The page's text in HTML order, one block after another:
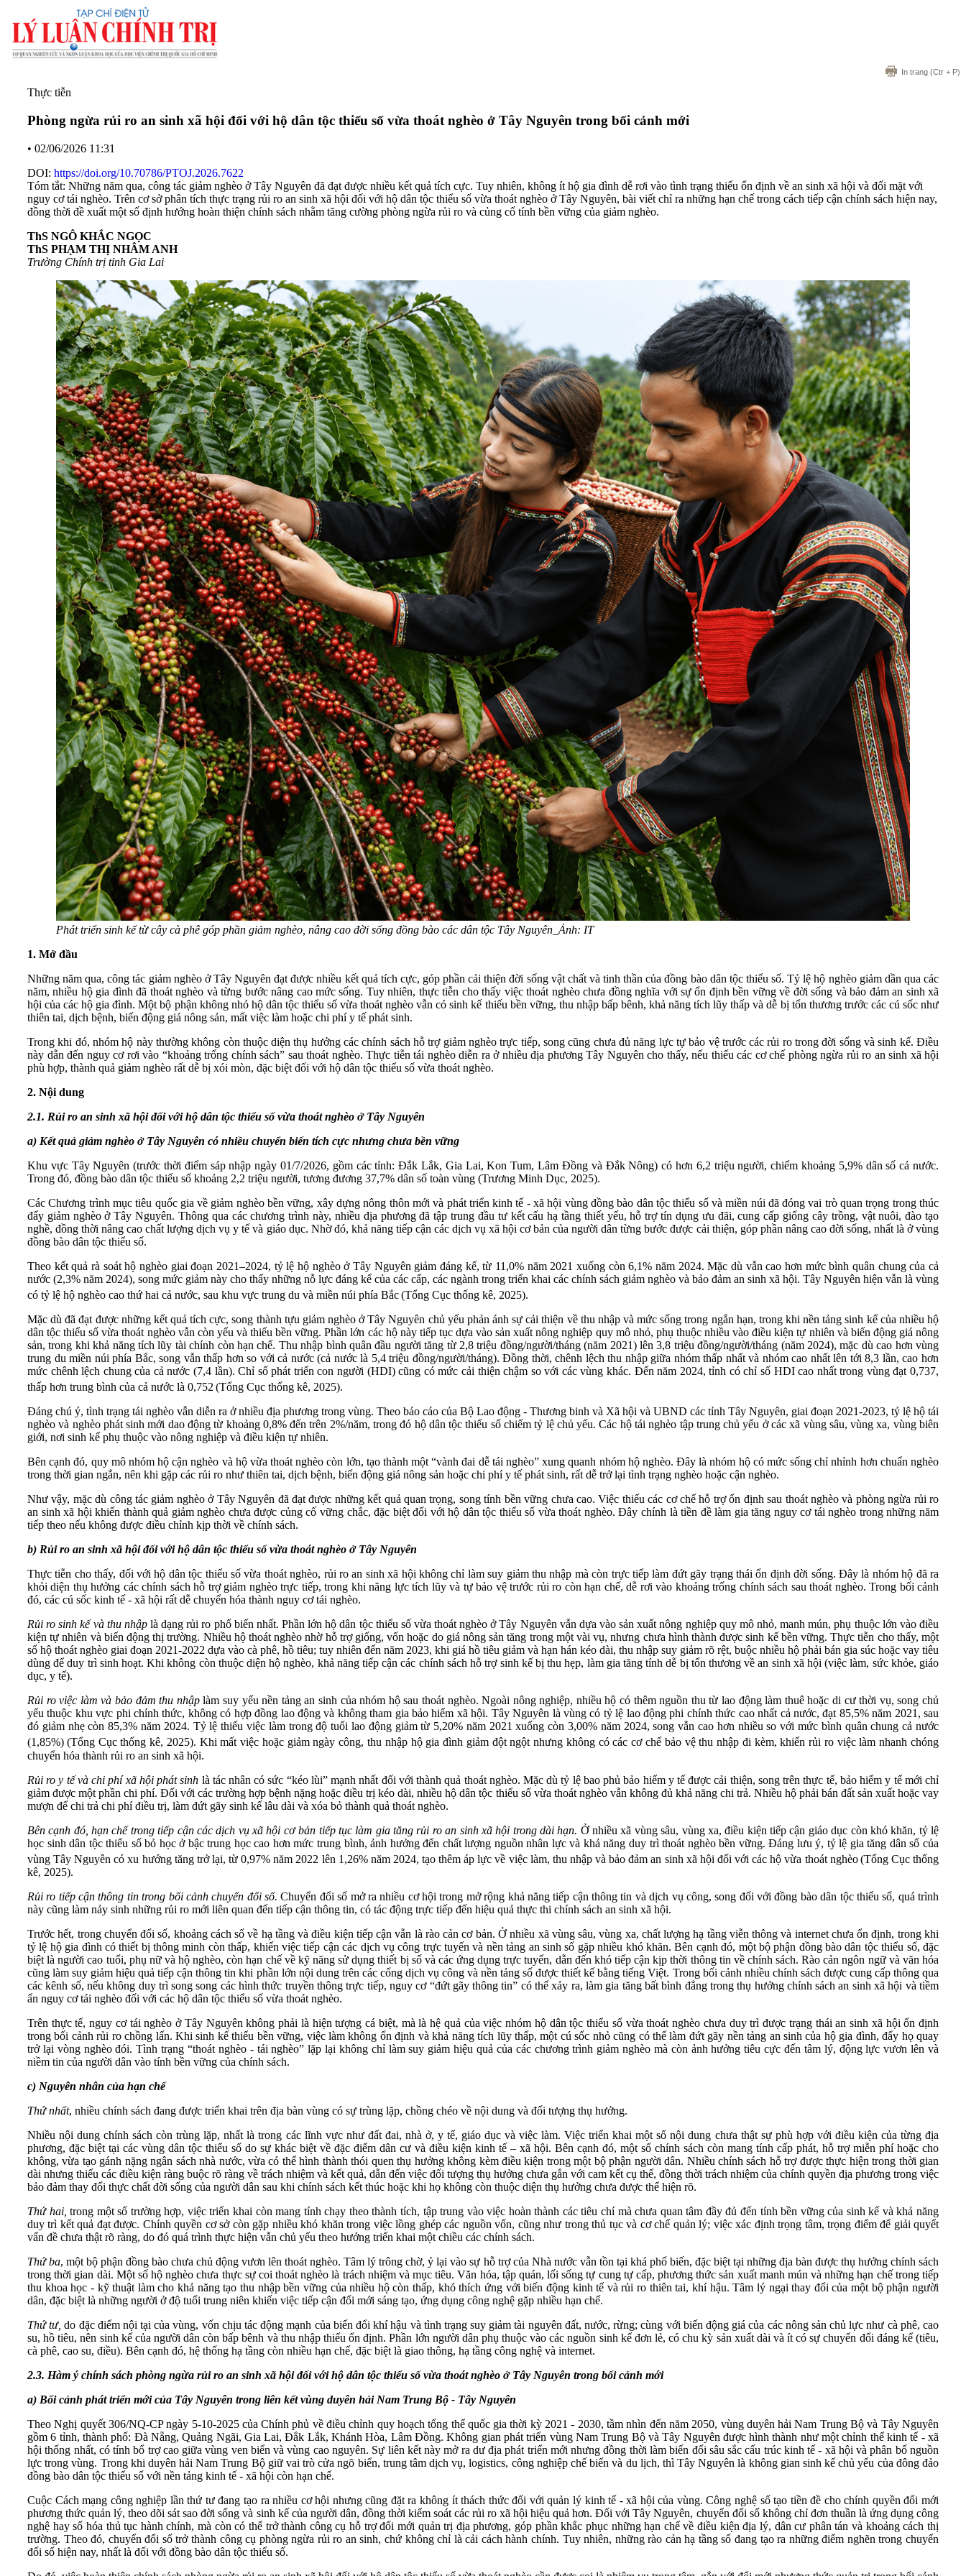
In trang (Ctr + P)
Thực tiễn
Phòng ngừa rủi ro an sinh xã hội đối với hộ dân tộc thiểu số vừa thoát nghèo ở Tây Nguyên trong bối cảnh mới
• 02/06/2026 11:31
DOI: https://doi.org/10.70786/PTOJ.2026.7622
Tóm tắt: Những năm qua, công tác giảm nghèo ở Tây Nguyên đã đạt được nhiều kết quả tích cực. Tuy nhiên, không ít hộ gia đình dễ rơi vào tình trạng thiếu ổn định về an sinh xã hội và đối mặt với
nguy cơ tái nghèo. Trên cơ sở phân tích thực trạng rủi ro an sinh xã hội đối với hộ dân tộc thiểu số vừa thoát nghèo ở Tây Nguyên, bài viết chỉ ra những hạn chế trong cách tiếp cận chính sách hiện nay,
đồng thời đề xuất một số định hướng hoàn thiện chính sách nhằm tăng cường phòng ngừa rủi ro và củng cố tính bền vững của giảm nghèo.
ThS NGÔ KHẮC NGỌC
ThS PHẠM THỊ NHÂM ANH
Trường Chính trị tỉnh Gia Lai
Phát triển sinh kế từ cây cà phê góp phần giảm nghèo, nâng cao đời sống đồng bào các dân tộc Tây Nguyên_Ảnh: IT
1. Mở đầu
Những năm qua, công tác giảm nghèo ở Tây Nguyên đạt được nhiều kết quả tích cực, góp phần cải thiện đời sống vật chất và tinh thần của đồng bào dân tộc thiểu số. Tỷ lệ hộ nghèo giảm dần qua các
năm, nhiều hộ gia đình đã thoát nghèo và từng bước nâng cao mức sống. Tuy nhiên, thực tiễn cho thấy việc thoát nghèo chưa đồng nghĩa với sự ổn định bền vững về đời sống và bảo đảm an sinh xã
hội của các hộ gia đình. Một bộ phận không nhỏ hộ dân tộc thiểu số vừa thoát nghèo vẫn có sinh kế thiếu bền vững, thu nhập bấp bênh, khả năng tích lũy thấp và dễ bị tổn thương trước các cú sốc như
thiên tai, dịch bệnh, biến động giá nông sản, mất việc làm hoặc chi phí y tế phát sinh.
Trong khi đó, nhóm hộ này thường không còn thuộc diện thụ hưởng các chính sách hỗ trợ giảm nghèo trực tiếp, song cũng chưa đủ năng lực tự bảo vệ trước các rủi ro trong đời sống và sinh kế. Điều
này dẫn đến nguy cơ rơi vào “khoảng trống chính sách” sau thoát nghèo. Thực tiễn tái nghèo diễn ra ở nhiều địa phương Tây Nguyên cho thấy, nếu thiếu các cơ chế phòng ngừa rủi ro an sinh xã hội
phù hợp, thành quả giảm nghèo rất dễ bị xói mòn, đặc biệt đối với hộ dân tộc thiểu số vừa thoát nghèo.
2. Nội dung
2.1. Rủi ro an sinh xã hội đối với hộ dân tộc thiểu sốvừa thoát nghèo ở Tây Nguyên
a) Kết quả giảm nghèo ở Tây Nguyên có nhiều chuyển biến tích cực nhưng chưa bền vững
Khu vực Tây Nguyên (trước thời điểm sáp nhập ngày 01/7/2026, gồm các tỉnh: Đắk Lắk, Gia Lai, Kon Tum, Lâm Đồng và Đắk Nông) có hơn 6,2 triệu người, chiếm khoảng 5,9% dân số cả nước.
Trong đó, đồng bào dân tộc thiểu số khoảng 2,2 triệu người, tương đương 37,7% dân số toàn vùng (Trương Minh Dục, 2025).
Các Chương trình mục tiêu quốc gia về giảm nghèo bền vững, xây dựng nông thôn mới và phát triển kinh tế - xã hội vùng đồng bào dân tộc thiểu số và miền núi đã đóng vai trò quan trọng trong thúc
đẩy giảm nghèo ở Tây Nguyên. Thông qua các chương trình này, nhiều địa phương đã tập trung đầu tư kết cấu hạ tầng thiết yếu, hỗ trợ tín dụng ưu đãi, cung cấp giống cây trồng, vật nuôi, đào tạo
nghề, đồng thời nâng cao chất lượng dịch vụ y tế và giáo dục. Nhờ đó, khả năng tiếp cận các dịch vụ xã hội cơ bản của người dân từng bước được cải thiện, góp phần nâng cao đời sống, nhất là ở vùng
đồng bào dân tộc thiểu số.
Theo kết quả rà soát hộ nghèo giai đoạn 2021–2024, tỷ lệ hộ nghèo ở Tây Nguyên giảm đáng kể, từ 11,0% năm 2021 xuống còn 6,1% năm 2024. Mặc dù vẫn cao hơn mức bình quân chung của cả
nước (2,3% năm 2024), song mức giảm này cho thấy những nỗ lực đáng kể của các cấp, các ngành trong triển khai các chính sách giảm nghèo và bảo đảm an sinh xã hội. Tây Nguyên hiện vẫn là vùng
có tỷ lệ hộ nghèo cao thứ hai cả nước, sau khu vực trung du và miền núi phía Bắc(Tổng Cục thống kê, 2025).
Mặc dù đã đạt được những kết quả tích cực, song thành tựu giảm nghèo ở Tây Nguyên chủ yếu phản ánh sự cải thiện về thu nhập và mức sống trong ngắn hạn, trong khi nền tảng sinh kế của nhiều hộ
dân tộc thiểu số vừa thoát nghèo vẫn còn yếu và thiếu bền vững. Phần lớn các hộ này tiếp tục dựa vào sản xuất nông nghiệp quy mô nhỏ, phụ thuộc nhiều vào điều kiện tự nhiên và biến động giá nông
sản, trong khi khả năng tích lũy tài chính còn hạn chế. Thu nhập bình quân đầu người tăng từ 2,8 triệu đồng/người/tháng (năm 2021) lên 3,8 triệu đồng/người/tháng (năm 2024), mặc dù cao hơn vùng
trung du miền núi phía Bắc, song vẫn thấp hơn so với cả nước (cả nước là 5,4 triệu đồng/người/tháng). Đồng thời, chênh lệch thu nhập giữa nhóm thấp nhất và nhóm cao nhất lên tới 8,3 lần, cao hơn
mức chênh lệch chung của cả nước (7,4 lần). Chỉ số phát triển con người (HDI) cũng có mức cải thiện chậm so với các vùng khác. Đến năm 2024, tỉnh có chỉ số HDI cao nhất trong vùng đạt 0,737,
thấp hơn trung bình của cả nước là 0,752 (Tổng Cục thống kê, 2025).
Đáng chú ý, tình trạng tái nghèo vẫn diễn ra ở nhiều địa phương trong vùng. Theo báo cáo của Bộ Lao động - Thương binh và Xã hội và UBND các tỉnh Tây Nguyên, giai đoạn 2021-2023, tỷ lệ hộ tái
nghèo và nghèo phát sinh mới dao động từ khoảng 0,8% đến trên 2%/năm, trong đó hộ dân tộc thiểu số chiếm tỷ lệ chủ yếu. Các hộ tái nghèo tập trung chủ yếu ở các xã vùng sâu, vùng xa, vùng biên
giới, nơi sinh kế phụ thuộc vào nông nghiệp và điều kiện tự nhiên.
Bên cạnh đó, quy mô nhóm hộ cận nghèo và hộ vừa thoát nghèo còn lớn, tạo thành một “vành đai dễ tái nghèo” xung quanh nhóm hộ nghèo. Đây là nhóm hộ có mức sống chỉ nhỉnh hơn chuẩn nghèo
trong thời gian ngắn, nên khi gặp các rủi ro như thiên tai, dịch bệnh, biến động giá nông sản hoặc chi phí y tế phát sinh, rất dễ trở lại tình trạng nghèo hoặc cận nghèo.
Như vậy, mặc dù công tác giảm nghèo ở Tây Nguyên đã đạt được những kết quả quan trọng, song tính bền vững chưa cao. Việc thiếu các cơ chế hỗ trợ ổn định sau thoát nghèo và phòng ngừa rủi ro
an sinh xã hội khiến thành quả giảm nghèo chưa được củng cố vững chắc, đặc biệt đối với hộ dân tộc thiểu số vừa thoát nghèo. Đây chính là tiền đề làm gia tăng nguy cơ tái nghèo trong những năm
tiếp theo nếu không được điều chỉnh kịp thời về chính sách.
b) Rủi ro an sinh xã hội đối với hộ dân tộc thiểu sốvừa thoát nghèo ở Tây Nguyên
Thực tiễn cho thấy, đối với hộ dân tộc thiểu số vừa thoát nghèo, rủi ro an sinh xã hội không chỉ làm suy giảm thu nhập mà còn trực tiếp làm đứt gãy trạng thái ổn định đời sống. Đây là nhóm hộ đã ra
khỏi diện thụ hưởng các chính sách hỗ trợ giảm nghèo trực tiếp, trong khi năng lực tích lũy và tự bảo vệ trước rủi ro còn hạn chế, dễ rơi vào khoảng trống chính sách sau thoát nghèo. Trong bối cảnh
đó, các cú sốc kinh tế - xã hội rất dễ chuyển hóa thành nguy cơ tái nghèo.
Rủi ro sinh kế và thu nhậplà dạng rủi ro phổ biến nhất. Phần lớn hộ dân tộc thiểu số vừa thoát nghèo ở Tây Nguyên vẫn dựa vào sản xuất nông nghiệp quy mô nhỏ, manh mún, phụ thuộc lớn vào điều
kiện tự nhiên và biến động thị trường. Nhiều hộ thoát nghèo nhờ hỗ trợ giống, vốn hoặc do giá nông sản tăng trong một vài vụ, nhưng chưa hình thành được sinh kế bền vững. Thực tiễn cho thấy, một
số hộ thoát nghèo giai đoạn 2021-2022 dựa vào cà phê, hồ tiêu; tuy nhiên đến năm 2023, khi giá hồ tiêu giảm và hạn hán kéo dài, thu nhập suy giảm rõ rệt, buộc nhiều hộ phải bán gia súc hoặc vay tiêu
dùng để duy trì sinh hoạt. Khi không còn thuộc diện hộ nghèo, khả năng tiếp cận các chính sách hỗ trợ sinh kế bị thu hẹp, làm gia tăng tính dễ bị tổn thương về an sinh xã hội (việc làm, sức khỏe, giáo
dục, y tế).
Rủi ro việc làm và bảo đảm thu nhậplàm suy yếu nền tảng an sinh của nhóm hộ sau thoát nghèo. Ngoài nông nghiệp, nhiều hộ có thêm nguồn thu từ lao động làm thuê hoặc di cư thời vụ, song chủ
yếu thuộc khu vực phi chính thức, không có hợp đồng lao động và không tham gia bảo hiểm xã hội. Tây Nguyên là vùng có tỷ lệ lao động phi chính thức cao nhất cả nước, đạt 85,5% năm 2021, sau
đó giảm nhẹ còn 85,3% năm 2024. Tỷ lệ thiếu việc làm trong độ tuổi lao động giảm từ 5,20% năm 2021 xuống còn 3,00% năm 2024, song vẫn cao hơn nhiều so với mức bình quân chung cả nước
(1,85%) (Tổng Cục thống kê, 2025). Khi mất việc hoặc giảm ngày công, thu nhập hộ gia đình giảm đột ngột nhưng không có các cơ chế bảo vệ thu nhập đi kèm, khiến rủi ro việc làm nhanh chóng
chuyển hóa thành rủi ro an sinh xã hội.
Rủi ro y tế và chi phí xã hội phát sinh là tác nhân có sức “kéo lùi” mạnh nhất đối với thành quả thoát nghèo. Mặc dù tỷ lệ bao phủ bảo hiểm y tế được cải thiện, song trên thực tế, bảo hiểm y tế mới chỉ
giảm được một phần chi phí. Đối với các trường hợp bệnh nặng hoặc điều trị kéo dài, nhiều hộ dân tộc thiểu số vừa thoát nghèo vẫn không đủ khả năng chi trả. Nhiều hộ phải bán đất sản xuất hoặc vay
mượn để chi trả chi phí điều trị, làm đứt gãy sinh kế lâu dài và xóa bỏ thành quả thoát nghèo.
Bên cạnh đó, hạn chế trong tiếp cận các dịch vụ xã hội cơ bản tiếp tục làm gia tăng rủi ro an sinh xã hội trong dài hạn. Ở nhiều xã vùng sâu, vùng xa, điều kiện tiếp cận giáo dục còn khó khăn, tỷ lệ
học sinh dân tộc thiểu số bỏ học ở bậc trung học cao hơn mức trung bình, ảnh hưởng đến chất lượng nguồn nhân lực và khả năng duy trì thoát nghèo bền vững. Đáng lưu ý, tỷ lệ gia tăng dân số của
vùng Tây Nguyên có xu hướng tăng trở lại, từ 0,97% năm 2022 lên 1,26% năm 2024, tạo thêm áp lực về việc làm, thu nhập và bảo đảm an sinh xã hội đối với các hộ vừa thoát nghèo(Tổng Cục thống
kê, 2025).
Rủi ro tiếp cận thông tin trong bối cảnh chuyển đổi số.Chuyển đổi số mở ra nhiều cơ hội trong mở rộng khả năng tiếp cận thông tin và dịch vụ công, song đối với đồng bào dân tộc thiểu số, quá trình
này cũng làm nảy sinh những rủi ro mới liên quan đến tiếp cận thông tin, có tác động trực tiếp đến hiệu quả thực thi chính sách an sinh xã hội.
Trước hết, trong chuyển đổi số, khoảng cách số về hạ tầng và điều kiện tiếp cận vẫn là rào cản cơ bản. Ở nhiều xã vùng sâu, vùng xa, chất lượng hạ tầng viễn thông và internet chưa ổn định, trong khi
tỷ lệ hộ gia đình có thiết bị thông minh còn thấp, khiến việc tiếp cận các dịch vụ công trực tuyến và nền tảng an sinh số gặp nhiều khó khăn. Bên cạnh đó, một bộ phận đồng bào dân tộc thiểu số, đặc
biệt là người cao tuổi, phụ nữ và hộ nghèo, còn hạn chế về kỹ năng sử dụng thiết bị số và các ứng dụng trực tuyến, dẫn đến khó tiếp cận kịp thời thông tin về chính sách. Rào cản ngôn ngữ và văn hóa
cũng làm suy giảm hiệu quả tiếp cận thông tin khi phần lớn nội dung trên các cổng dịch vụ công và nền tảng số được thiết kế bằng tiếng Việt. Trong bối cảnh nhiều chính sách được cung cấp thông qua
các kênh số, nếu không duy trì song song các hình thức truyền thông trực tiếp, nguy cơ “đứt gãy thông tin” có thể xảy ra, làm gia tăng bất bình đẳng trong thụ hưởng chính sách an sinh xã hội và tiềm
ẩn nguy cơ tái nghèo đối với các hộ dân tộc thiểu số vừa thoát nghèo.
Trên thực tế, nguy cơ tái nghèo ở Tây Nguyên không phải là hiện tượng cá biệt, mà là hệ quả của việc nhóm hộ dân tộc thiểu số vừa thoát nghèo chưa duy trì được trạng thái an sinh xã hội ổn định
trong bối cảnh rủi ro chồng lấn. Khi sinh kế thiếu bền vững, việc làm không ổn định và khả năng tích lũy thấp, một cú sốc nhỏ cũng có thể làm đứt gãy nền tảng an sinh của hộ gia đình, đẩy họ quay
trở lại vòng nghèo đói. Tình trạng “thoát nghèo - tái nghèo” lặp lại không chỉ làm suy giảm hiệu quả của các chương trình giảm nghèo mà còn ảnh hưởng tiêu cực đến tâm lý, động lực vươn lên và
niềm tin của người dân vào tính bền vững của chính sách.
c) Nguyên nhân của hạn chế
Thứ nhất, nhiều chính sách đang được triển khai trên địa bàn vùng có sự trùng lặp, chồng chéo về nội dung và đối tượng thụ hưởng.
Nhiều nội dung chính sách còn trùng lặp, nhất là trong các lĩnh vực như đất đai, nhà ở, y tế, giáo dục và việc làm. Việc triển khai một số nội dung chưa thật sự phù hợp với điều kiện của từng địa
phương, đặc biệt tại các vùng dân tộc thiểu số do sự khác biệt về đặc điểm dân cư và điều kiện kinh tế – xã hội. Bên cạnh đó, một số chính sách còn mang tính cấp phát, hỗ trợ miễn phí hoặc cho
không, vừa tạo gánh nặng ngân sách nhà nước, vừa có thể hình thành thói quen thụ hưởng không kèm điều kiện trong một bộ phận người dân. Nhiều chính sách hỗ trợ được thực hiện trong thời gian
dài nhưng thiếu các điều kiện ràng buộc rõ ràng về trách nhiệm và kết quả, dẫn đến việc đối tượng thụ hưởng chưa gắn với cam kết cụ thể, đồng thời trách nhiệm của chính quyền địa phương trong việc
bảo đảm thay đổi thực chất đời sống của người dân sau khi chính sách kết thúc hoặc khi họ không còn thuộc diện thụ hưởng chưa được thể hiện rõ.
Thứ hai,trong một số trường hợp, việc triển khai còn mang tính chạy theo thành tích, tập trung vào việc hoàn thành các tiêu chí mà chưa quan tâm đầy đủ đến tính bền vững của sinh kế và khả năng
duy trì kết quả đạt được. Chính quyền cơ sở còn gặp nhiều khó khăn trong việc lồng ghép các nguồn vốn, cũng như trong thủ tục và cơ chế quản lý; việc xác định trọng tâm, trọng điểm để giải quyết
vấn đề chưa thật rõ ràng, do đó quá trình thực hiện vẫn chủ yếu theo hướng triển khai một chiều các chính sách.
Thứ ba, một bộ phận đồng bào chưa chủ động vươn lên thoát nghèo. Tâm lý trông chờ, ỷ lại vào sự hỗ trợ của Nhà nước vẫn tồn tại khá phổ biến, đặc biệt tại những địa bàn được thụ hưởng chính sách
trong thời gian dài. Một số hộ nghèo chưa thực sự coi thoát nghèo là trách nhiệm và mục tiêu. Văn hóa, tập quán, lối sống tự cung tự cấp, phương thức sản xuất manh mún và những hạn chế trong tiếp
thu khoa học - kỹ thuật làm cho khả năng tạo thu nhập bền vững của nhiều hộ còn thấp, khó thích ứng với biến động kinh tế và rủi ro thiên tai, khí hậu. Tâm lý ngại thay đổi của một bộ phận người
dân, đặc biệt là những người ở độ tuổi trung niên khiến việc tiếp cận đổi mới sáng tạo, ứng dụng công nghệ gặp nhiều hạn chế.
Thứ tư,do đặc điểm nội tại của vùng, vốn chịu tác động mạnh của biến đổi khí hậu và tình trạng suy giảm tài nguyên đất, nước, rừng; cùng với biến động giá của các nông sản chủ lực như cà phê, cao
su, hồ tiêu, nên sinh kế của người dân còn bấp bênh và thu nhập thiếu ổn định. Phần lớn người dân phụ thuộc vào các nguồn sinh kế đơn lẻ, có chu kỳ sản xuất dài và ít có sự chuyển đổi đáng kể (tiêu,
cà phê, cao su, điều). Bên cạnh đó, hệ thống hạ tầng còn nhiều hạn chế, đặc biệt là giao thông, hạ tầng công nghệ và internet.
2.3. Hàm ý chính sách phòng ngừa rủi ro an sinh xã hội đối với hộ dân tộc thiểu số vừa thoát nghèo ởTây Nguyên trong bối cảnh mới
a) Bối cảnh phát triển mới của Tây Nguyên trong liên kết vùng duyên hải Nam Trung Bộ - Tây Nguyên
Theo Nghị quyết 306/NQ-CP ngày 5-10-2025 của Chính phủ về điều chỉnh quy hoạch tổng thể quốc gia thời kỳ 2021 - 2030, tầm nhìn đến năm 2050, vùng duyên hải Nam Trung Bộ và Tây Nguyên
gồm 6 tỉnh, thành phố: Đà Nẵng, Quảng Ngãi, Gia Lai, Đắk Lắk, Khánh Hòa, Lâm Đồng. Không gian phát triển vùng Nam Trung Bộ và Tây Nguyên được hình thành như một chỉnh thể kinh tế - xã
hội thống nhất, có tính bổ trợ cao giữa vùng ven biển và vùng cao nguyên. Sự liên kết này mở ra dư địa phát triển mới nhưng đồng thời làm biến đổi sâu sắc cấu trúc kinh tế - xã hội và phân bố nguồn
lực trong vùng. Trong khi duyên hải Nam Trung Bộ giữ vai trò cửa ngõ biển, trung tâm dịch vụ, logistics, công nghiệp chế biến và du lịch, thì Tây Nguyên là không gian sinh kế chủ yếu của đông đảo
đồng bào dân tộc thiểu số với nền tảng kinh tế - xã hội còn hạn chế.
Cuộc Cách mạng công nghiệp lần thứ tư đang tạo ra nhiều cơ hội nhưng cũng đặt ra không ít thách thức đối với quản lý kinh tế - xã hội của vùng. Công nghệ số tạo tiền đề cho chính quyền đổi mới
phương thức quản lý, theo dõi sát sao đời sống và sinh kế của người dân, đồng thời kiểm soát các rủi ro xã hội hiệu quả hơn. Đối với Tây Nguyên, chuyển đổi số không chỉ đơn thuần là ứng dụng công
nghệ hay số hóa thủ tục hành chính, mà còn có thể trở thành công cụ hỗ trợ đổi mới quản trị địa phương, góp phần khắc phục những hạn chế về điều kiện địa lý, dân cư phân tán và khoảng cách thị
trường. Theo đó, chuyển đổi số trở thành công cụ phòng ngừa rủi ro an sinh, chứ không chỉ là cải cách hành chính. Tuy nhiên, những rào cản hạ tầng số đang tạo ra những điểm nghẽn trong chuyển
đổi số hiện nay, nhất là đối với đồng bào dân tộc thiểu số.